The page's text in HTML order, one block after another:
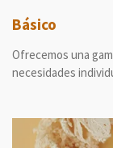
Básico
Ofrecemos una
necesidades